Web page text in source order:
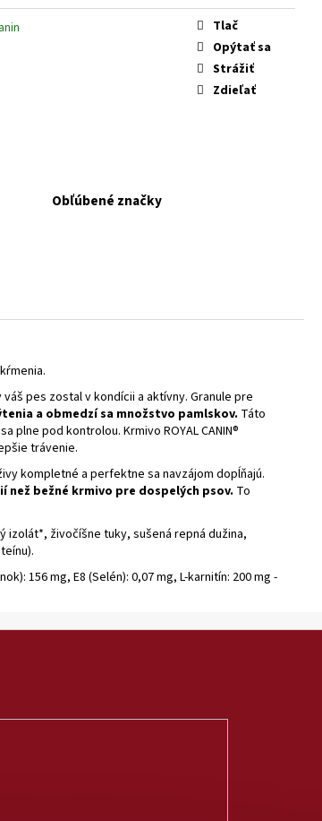
Tlač
Opýtať sa
Strážiť
Zdieľať
Obľúbené značky
pes zostal v kondícii a aktívny. Granule pre
a obmedzí sa množstvo pamlskov. Táto
pod kontrolou. Krmivo ROYAL CANIN®
trávenie.
kompletné a perfektne sa navzájom dopĺňajú.
než bežné krmivo pre dospelých psov. To
živočíšne tuky, sušená repná dužina,
156 mg, E8 (Selén): 0,07 mg, L-karnitín: 200 mg -